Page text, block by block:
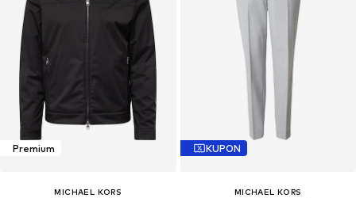
Premium
MICHAEL KORS
KUPON
MICHAEL KORS